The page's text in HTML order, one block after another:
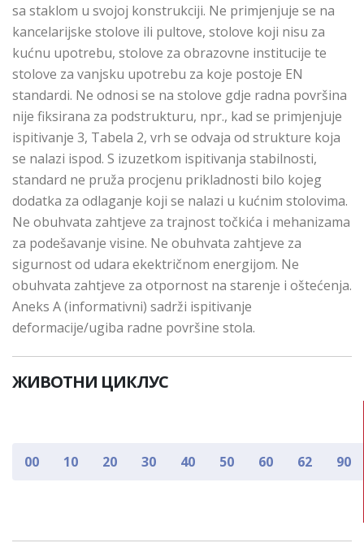
sa staklom u svojoj konstrukciji. Ne primjenjuje se na
kancelarijske stolove ili pultove, stolove koji nisu za
kućnu upotrebu, stolove za obrazovne institucije te
stolove za vanjsku upotrebu za koje postoje EN
standardi. Ne odnosi se na stolove gdje radna površina
nije fiksirana za podstrukturu, npr., kad se primjenjuje
ispitivanje 3, Tabela 2, vrh se odvaja od strukture koja
se nalazi ispod. S izuzetkom ispitivanja stabilnosti,
standard ne pruža procjenu prikladnosti bilo kojeg
dodatka za odlaganje koji se nalazi u kućnim stolovima.
Ne obuhvata zahtjeve za trajnost točkića i mehanizama
za podešavanje visine. Ne obuhvata zahtjeve za
sigurnost od udara ekektričnom energijom. Ne
obuhvata zahtjeve za otpornost na starenje i oštećenja.
Aneks A (informativni) sadrži ispitivanje
deformacije/ugiba radne površine stola.
ЖИВОТНИ ЦИКЛУС
00 10 20 30 40 50 60 62 90